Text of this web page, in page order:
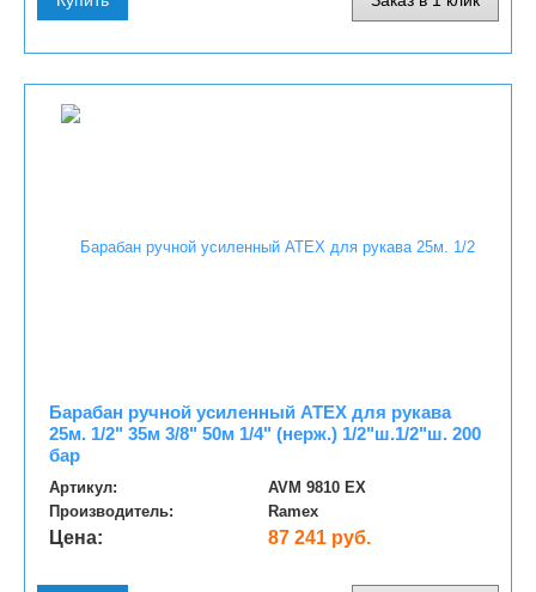
Барабан ручной усиленный ATEX для рукава
25м. 1/2" 35м 3/8" 50м 1/4" (нерж.) 1/2"ш.1/2"ш. 200
бар
Артикул:
AVM 9810 EX
Производитель:
Ramex
Цена: 87 241 руб.